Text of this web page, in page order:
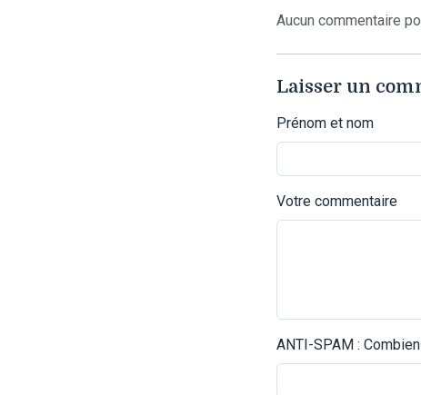
Aucun commentaire
Laisser un
Prénom et nom
Votre commentaire
ANTI-SPAM :